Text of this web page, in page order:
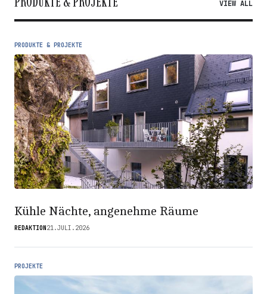
VIEW ALL
PRODUKTE & PROJEKTE
Kühle Nächte, angenehme Räume
REDAKTION 21.JULI.2026
PROJEKTE